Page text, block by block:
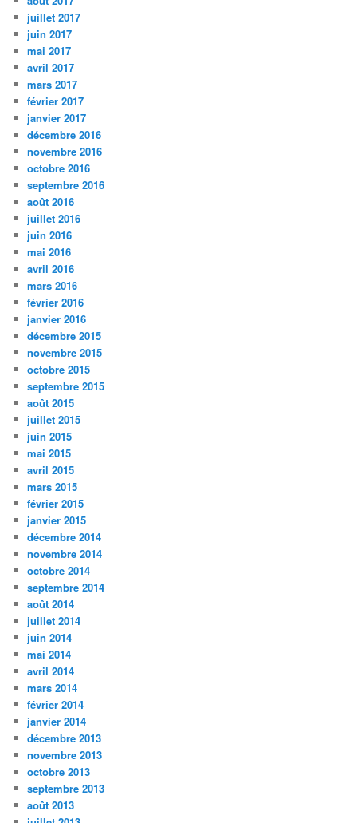
juillet 2017
juin 2017
mai 2017
avril 2017
mars 2017
février 2017
janvier 2017
décembre 2016
novembre 2016
octobre 2016
septembre 2016
août 2016
juillet 2016
juin 2016
mai 2016
avril 2016
mars 2016
février 2016
janvier 2016
décembre 2015
novembre 2015
octobre 2015
septembre 2015
août 2015
juillet 2015
juin 2015
mai 2015
avril 2015
mars 2015
février 2015
janvier 2015
décembre 2014
novembre 2014
octobre 2014
septembre 2014
août 2014
juillet 2014
juin 2014
mai 2014
avril 2014
mars 2014
février 2014
janvier 2014
décembre 2013
novembre 2013
octobre 2013
septembre 2013
août 2013